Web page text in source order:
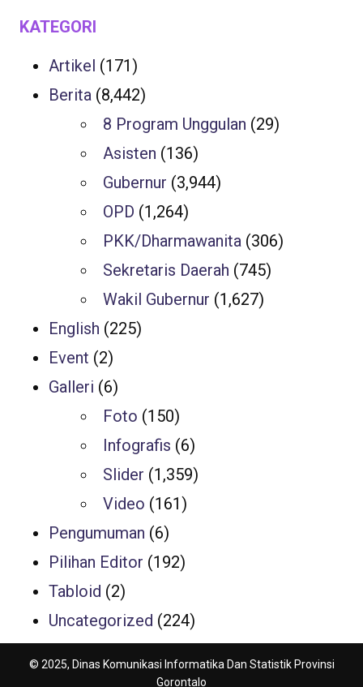
KATEGORI
Artikel (171)
Berita (8,442)
8 Program Unggulan (29)
Asisten (136)
Gubernur (3,944)
OPD (1,264)
PKK/Dharmawanita (306)
Sekretaris Daerah (745)
Wakil Gubernur (1,627)
English (225)
Event (2)
Galleri (6)
Foto (150)
Infografis (6)
Slider (1,359)
Video (161)
Pengumuman (6)
Pilihan Editor (192)
Tabloid (2)
Uncategorized (224)
© 2025, Dinas Komunikasi Informatika Dan Statistik Provinsi
Gorontalo